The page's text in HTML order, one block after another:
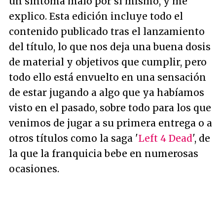
explico. Esta edición incluye todo el
contenido publicado tras el lanzamiento
del título, lo que nos deja una buena dosis
de material y objetivos que cumplir, pero
todo ello está envuelto en una sensación
de estar jugando a algo que ya habíamos
visto en el pasado, sobre todo para los que
venimos de jugar a su primera entrega o a
otros títulos como la saga 'Left 4 Dead', de
la que la franquicia bebe en numerosas
ocasiones.